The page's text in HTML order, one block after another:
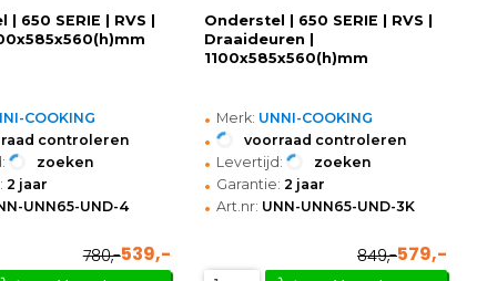
650 SERIE | RVS |
COOKING
controleren
zoeken
2 jaar
UNN65-UND-4
780,-539,-
Onderstel | 650 SERIE | RVS |
Draaideuren |
1100x585x560(h)mm
• Merk: UNNI-COOKING
• voorraad controleren
• Levertijd: zoeken
• Garantie: 2 jaar
• Art.nr: UNN-UNN65-UND-3K
849,-579,-